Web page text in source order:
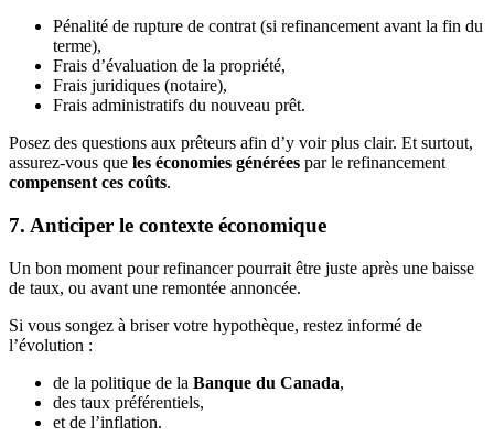
Pénalité de rupture de contrat (si refinancement avant la fin du
terme),
Frais d’évaluation de la propriété,
Frais juridiques (notaire),
Frais administratifs du nouveau prêt.
Posez des questions aux prêteurs afin d’y voir plus clair. Et surtout,
assurez-vous que les économies générées par le refinancement
compensent ces coûts.
7. Anticiper le contexte économique
Un bon moment pour refinancer pourrait être juste après une baisse
de taux, ou avant une remontée annoncée.
Si vous songez à briser votre hypothèque, restez informé de
l’évolution :
de la politique de la Banque du Canada,
des taux préférentiels,
et de l’inflation.